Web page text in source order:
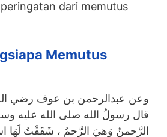
dari memutus
Memutus
وعن عبدالرحمن بن عوف رضي
قال رسولُ الله صلى الله عليه
الرَّحمنُ وَهيَ الرَّحمُ ، شَقَقْتُ لَهَا